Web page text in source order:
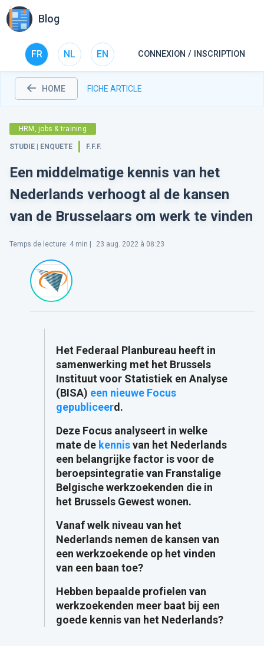
Blog
FR NL EN CONNEXION / INSCRIPTION
HOME FICHE ARTICLE
HRM, jobs & training
STUDIE | ENQUETE F.F.F.
Een middelmatige kennis van het
Nederlands verhoogt al de kansen
van de Brusselaars om werk te vinden
Temps de lecture: 4 min | 23 aug. 2022 à 08:23
Het Federaal Planbureau heeft in
samenwerking met het Brussels
Instituut voor Statistiek en Analyse
(BISA) een nieuwe Focus
gepubliceerd.
Deze Focus analyseert in welke
mate de kennisvan het Nederlands
een belangrijke factor is voor de
beroepsintegratie van Franstalige
Belgische werkzoekenden die in
het Brussels Gewest wonen.
Vanaf welk niveau van het
Nederlands nemen de kansen van
een werkzoekende op het vinden
van een baan toe?
Hebben bepaalde profielen van
werkzoekenden meer baat bij een
goede kennis van het Nederlands?